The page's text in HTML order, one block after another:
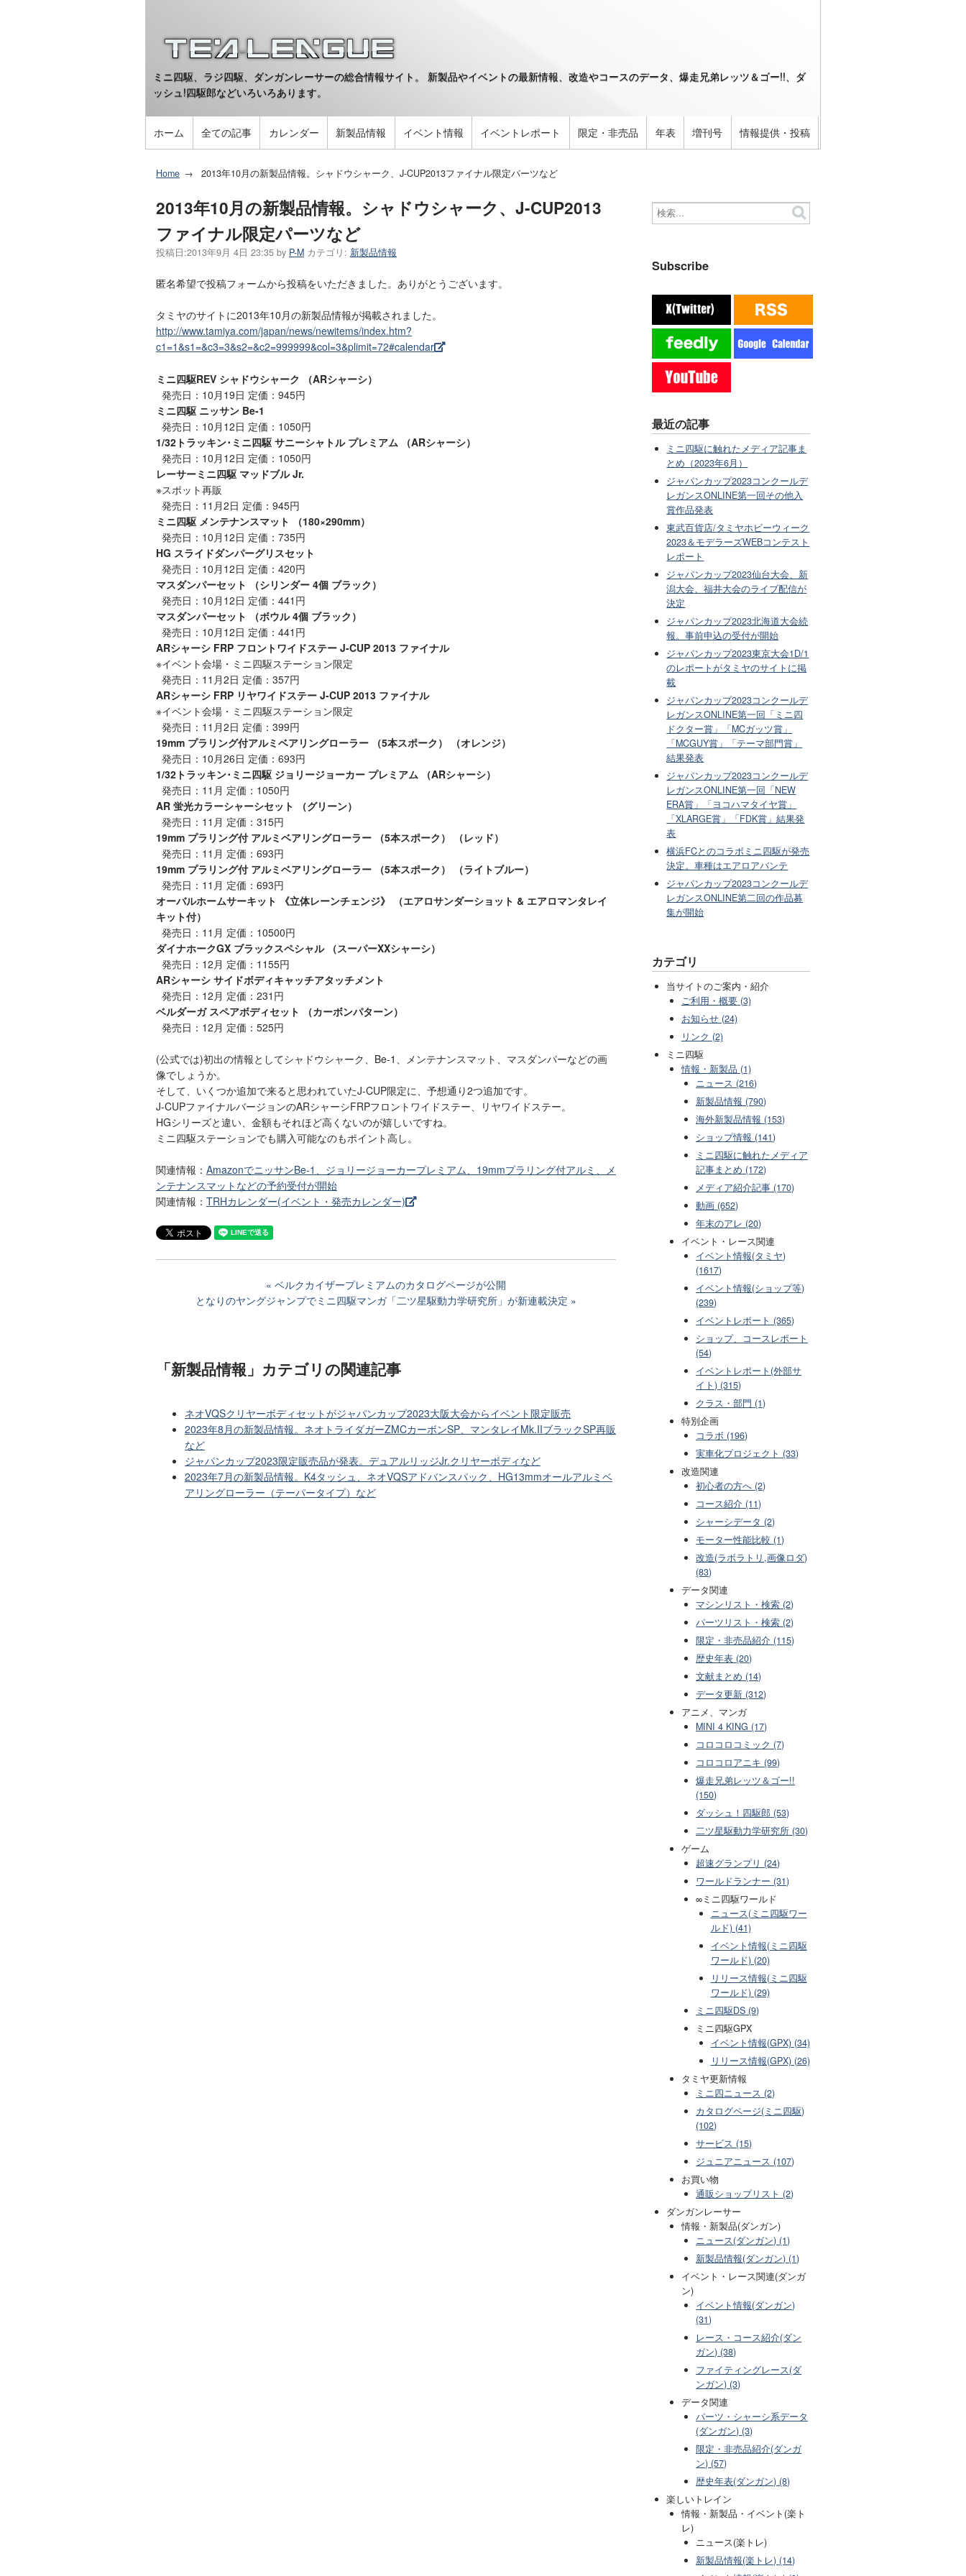
ミニ四駆、ラジ四駆、ダンガンレーサーの総合情報サイト。 新製品やイベントの最新情報、改造やコースのデータ、爆走兄弟レッツ＆ゴー!!、ダ
ッシュ!四駆郎などいろいろあります。
ホーム 全ての記事 カレンダー 新製品情報 イベント情報 イベントレポート 限定・非売品 年表 増刊号 情報提供・投稿
Home 2013年10月の新製品情報。シャドウシャーク、J-CUP2013ファイナル限定パーツなど
2013年10月の新製品情報。シャドウシャーク、J-CUP2013
ファイナル限定パーツなど
投稿日:2013年9月 4日 23:35 by P-M カテゴリ: 新製品情報
匿名希望で投稿フォームから投稿をいただきました。ありがとうございます。
タミヤのサイトに2013年10月の新製品情報が掲載されました。
http://www.tamiya.com/japan/news/newitems/index.htm?
c1=1&s1=&c3=3&s2=&c2=999999&col=3&plimit=72#calendar
ミニ四駆REV シャドウシャーク （ARシャーシ）
発売日：10月19日 定価：945円
ミニ四駆 ニッサン Be-1
発売日：10月12日 定価：1050円
1/32トラッキン･ミニ四駆 サニーシャトル プレミアム （ARシャーシ）
発売日：10月12日 定価：1050円
レーサーミニ四駆 マッドブル Jr.
※スポット再販
発売日：11月2日 定価：945円
ミニ四駆 メンテナンスマット （180×290mm）
発売日：10月12日 定価：735円
HG スライドダンパーグリスセット
発売日：10月12日 定価：420円
マスダンパーセット （シリンダー 4個 ブラック）
発売日：10月12日 定価：441円
マスダンパーセット （ボウル 4個 ブラック）
発売日：10月12日 定価：441円
ARシャーシ FRP フロントワイドステー J-CUP 2013 ファイナル
※イベント会場・ミニ四駆ステーション限定
発売日：11月2日 定価：357円
ARシャーシ FRP リヤワイドステー J-CUP 2013 ファイナル
※イベント会場・ミニ四駆ステーション限定
発売日：11月2日 定価：399円
19mm プラリング付アルミベアリングローラー （5本スポーク） （オレンジ）
発売日：10月26日 定価：693円
1/32トラッキン･ミニ四駆 ジョリージョーカー プレミアム （ARシャーシ）
発売日：11月 定価：1050円
AR 蛍光カラーシャーシセット （グリーン）
発売日：11月 定価：315円
19mm プラリング付 アルミベアリングローラー （5本スポーク） （レッド）
発売日：11月 定価：693円
19mm プラリング付 アルミベアリングローラー （5本スポーク） （ライトブルー）
発売日：11月 定価：693円
オーバルホームサーキット 《立体レーンチェンジ》 （エアロサンダーショット & エアロマンタレイ
キット付）
発売日：11月 定価：10500円
ダイナホークGX ブラックスペシャル （スーパーXXシャーシ）
発売日：12月 定価：1155円
ARシャーシ サイドボディキャッチアタッチメント
発売日：12月 定価：231円
ベルダーガ スペアボディセット （カーボンパターン）
発売日：12月 定価：525円
(公式では)初出の情報としてシャドウシャーク、Be-1、メンテナンスマット、マスダンパーなどの画
像でしょうか。
そして、いくつか追加で来ると思われていたJ-CUP限定に、予想通り2つ追加です。
J-CUPファイナルバージョンのARシャーシFRPフロントワイドステー、リヤワイドステー。
HGシリーズと違い、金額もそれほど高くないのが嬉しいですね。
ミニ四駆ステーションでも購入可能なのもポイント高し。
関連情報： AmazonでニッサンBe-1、ジョリージョーカープレミアム、19mmプラリング付アルミ、メ
ンテナンスマットなどの予約受付が開始
関連情報： TRHカレンダー(イベント・発売カレンダー)
ベルクカイザープレミアムのカタログページが公開
となりのヤングジャンプでミニ四駆マンガ「二ツ星駆動力学研究所」が新連載決定
「新製品情報」カテゴリの関連記事
ネオVQSクリヤーボディセットがジャパンカップ2023大阪大会からイベント限定販売
2023年8月の新製品情報。ネオトライダガーZMCカーボンSP、マンタレイMk.IIブラックSP再販
など
ジャパンカップ2023限定販売品が発表。デュアルリッジJr.クリヤーボディなど
2023年7月の新製品情報。K4タッシュ、ネオVQSアドバンスパック、HG13mmオールアルミベ
アリングローラー（テーパータイプ）など
Subscribe
最近の記事
ミニ四駆に触れたメディア記事ま
とめ（2023年6月）
ジャパンカップ2023コンクールデ
レガンスONLINE第一回その他入
賞作品発表
東武百貨店/タミヤホビーウィーク
2023＆モデラーズWEBコンテスト
レポート
ジャパンカップ2023仙台大会、新
潟大会、福井大会のライブ配信が
決定
ジャパンカップ2023北海道大会続
報。事前申込の受付が開始
ジャパンカップ2023東京大会1D/1
のレポートがタミヤのサイトに掲
載
ジャパンカップ2023コンクールデ
レガンスONLINE第一回「ミニ四
ドクター賞」「MCガッツ賞」
「MCGUY賞」「テーマ部門賞」
結果発表
ジャパンカップ2023コンクールデ
レガンスONLINE第一回「NEW
ERA賞」「ヨコハマタイヤ賞」
「XLARGE賞」「FDK賞」結果発
表
横浜FCとのコラボミニ四駆が発売
決定。車種はエアロアバンテ
ジャパンカップ2023コンクールデ
レガンスONLINE第二回の作品募
集が開始
カテゴリ
当サイトのご案内・紹介
ご利用・概要 (3)
お知らせ (24)
リンク (2)
ミニ四駆
情報・新製品 (1)
ニュース (216)
新製品情報 (790)
海外新製品情報 (153)
ショップ情報 (141)
ミニ四駆に触れたメディア
記事まとめ (172)
メディア紹介記事 (170)
動画 (652)
年末のアレ (20)
イベント・レース関連
イベント情報(タミヤ)
(1617)
イベント情報(ショップ等)
(239)
イベントレポート (365)
ショップ、コースレポート
(54)
イベントレポート(外部サ
イト) (315)
クラス・部門 (1)
特別企画
コラボ (196)
実車化プロジェクト (33)
改造関連
初心者の方へ (2)
コース紹介 (11)
シャーシデータ (2)
モーター性能比較 (1)
改造(ラボラトリ,画像ロダ)
(83)
データ関連
マシンリスト・検索 (2)
パーツリスト・検索 (2)
限定・非売品紹介 (115)
歴史年表 (20)
文献まとめ (14)
データ更新 (312)
アニメ、マンガ
MINI 4 KING (17)
コロコロコミック (7)
コロコロアニキ (99)
爆走兄弟レッツ＆ゴー!!
(150)
ダッシュ！四駆郎 (53)
二ツ星駆動力学研究所 (30)
ゲーム
超速グランプリ (24)
ワールドランナー (31)
∞ミニ四駆ワールド
ニュース(ミニ四駆ワー
ルド) (41)
イベント情報(ミニ四駆
ワールド) (20)
リリース情報(ミニ四駆
ワールド) (29)
ミニ四駆DS (9)
ミニ四駆GPX
イベント情報(GPX) (34)
リリース情報(GPX) (26)
タミヤ更新情報
ミニ四ニュース (2)
カタログページ(ミニ四駆)
(102)
サービス (15)
ジュニアニュース (107)
お買い物
通販ショップリスト (2)
ダンガンレーサー
情報・新製品(ダンガン)
ニュース(ダンガン) (1)
新製品情報(ダンガン) (1)
イベント・レース関連(ダンガ
ン)
イベント情報(ダンガン)
(31)
レース・コース紹介(ダン
ガン) (38)
ファイティングレース(ダ
ンガン) (3)
データ関連
パーツ・シャーシ系データ
(ダンガン) (3)
限定・非売品紹介(ダンガ
ン) (57)
歴史年表(ダンガン) (8)
楽しいトレイン
情報・新製品・イベント(楽ト
レ)
ニュース(楽トレ)
新製品情報(楽トレ) (14)